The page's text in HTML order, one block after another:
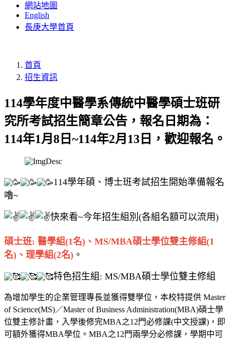
網站地圖
English
長庚大學首頁
首頁
招生資訊
114學年度中醫學系傳統中醫學碩士班研
究所考試招生簡章公告，報名日期為：
114年1月8日~114年2月13日，歡迎報名。
114學年碩、博士班考試招生開始準備報名
嚕~
快來看~今年招生組別(各組名額可以流用)
碩士班: 醫學組(1名)、MS/MBA碩士學位雙主修組(1
名)、理學組(2名) 。
特色招生組: MS/MBA碩士學位雙主修組
為增加學生的企業管理專長並獲得雙學位，本校特提供 Master
of Science(MS)／Master of Business Administration(MBA)碩士學
位雙主修計畫，入學後修完MBA之12門必修課(中文授課)，即
可額外獲得MBA學位。MBA之12門兩學分必修課，學期中可